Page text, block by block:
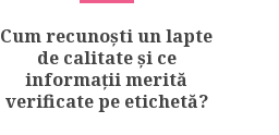
Cum recunoști un lapte
de calitate și ce
informații merită
verificate pe etichetă?